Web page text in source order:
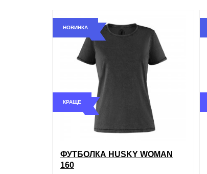
НОВИНКА
КРАЩЕ
ФУТБОЛКА HUSKY WOMAN
160